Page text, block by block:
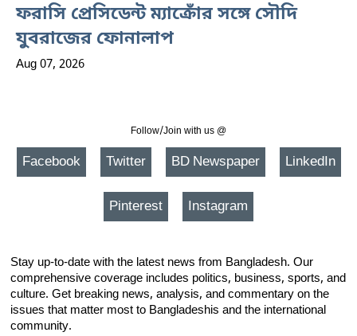
ফরাসি প্রেসিডেন্ট ম্যাক্রোঁর সঙ্গে সৌদি
যুবরাজের ফোনালাপ
Aug 07, 2026
Follow/Join with us @
Facebook Twitter BD Newspaper LinkedIn
Pinterest Instagram
Stay up-to-date with the latest news from Bangladesh. Our
comprehensive coverage includes politics, business, sports, and
culture. Get breaking news, analysis, and commentary on the
issues that matter most to Bangladeshis and the international
community.